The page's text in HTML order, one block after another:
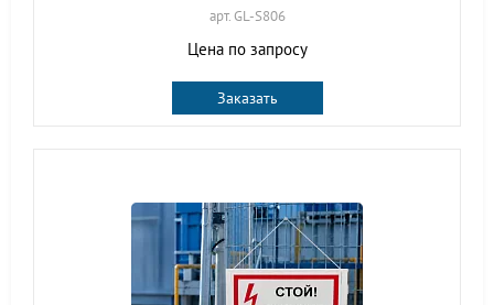
арт. GL-S806
Цена по запросу
Заказать